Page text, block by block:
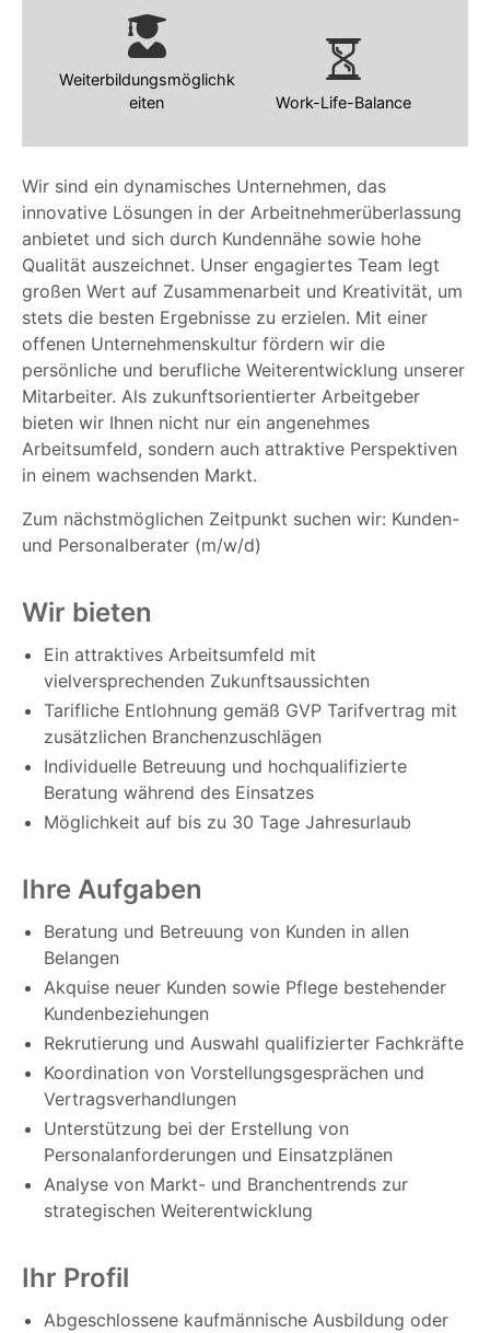
Wir sind ein dynamisches Unternehmen, das
innovative Lösungen in der Arbeitnehmerüberlassung
anbietet und sich durch Kundennähe sowie hohe
Qualität auszeichnet. Unser engagiertes Team legt
großen Wert auf Zusammenarbeit und Kreativität, um
stets die besten Ergebnisse zu erzielen. Mit einer
offenen Unternehmenskultur fördern wir die
persönliche und berufliche Weiterentwicklung unserer
Mitarbeiter. Als zukunftsorientierter Arbeitgeber
bieten wir Ihnen nicht nur ein angenehmes
Arbeitsumfeld, sondern auch attraktive Perspektiven
in einem wachsenden Markt.
Zum nächstmöglichen Zeitpunkt suchen wir: Kunden-
und Personalberater (m/w/d)
Wir bieten
Ein attraktives Arbeitsumfeld mit
vielversprechenden Zukunftsaussichten
Tarifliche Entlohnung gemäß GVP Tarifvertrag mit
zusätzlichen Branchenzuschlägen
Individuelle Betreuung und hochqualifizierte
Beratung während des Einsatzes
Möglichkeit auf bis zu 30 Tage Jahresurlaub
Ihre Aufgaben
Beratung und Betreuung von Kunden in allen
Belangen
Akquise neuer Kunden sowie Pflege bestehender
Kundenbeziehungen
Rekrutierung und Auswahl qualifizierter Fachkräfte
Koordination von Vorstellungsgesprächen und
Vertragsverhandlungen
Unterstützung bei der Erstellung von
Personalanforderungen und Einsatzplänen
Analyse von Markt- und Branchentrends zur
strategischen Weiterentwicklung
Ihr Profil
Abgeschlossene kaufmännische Ausbildung oder
Weiterbildungsmöglichk
eiten
Work-Life-Balance